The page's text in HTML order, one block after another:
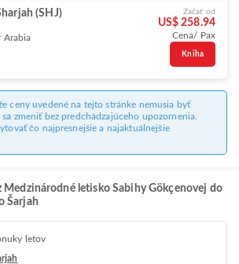
(SHJ)
Arabia
Začať od
US$ 258.94
Cena/ Pax
Kniha
ceny uvedené na tejto stránke nemusia byť
zmeniť bez predchádzajúceho upozornenia.
čo najpresnejšie a najaktuálnejšie
Medzinárodné letisko Sabihy Gökçenovej do
Šarjah
letov